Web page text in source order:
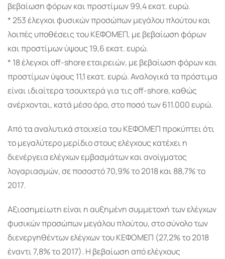
βεβαίωση φόρων και προστίμων 99,4 εκατ. ευρώ.
* 253 έλεγχοι φυσικών προσώπων μεγάλου πλούτου και
λοιπές υποθέσεις του ΚΕΦΟΜΕΠ, με βεβαίωση φόρων
και προστίμων ύψους 19,6 εκατ. ευρώ.
* 18 έλεγχοι off-shore εταιρειών, με βεβαίωση φόρων και
προστίμων ύψους 11,1 εκατ. ευρώ. Αναλογικά τα πρόστιμα
είναι ιδιαίτερα τσουχτερά για τις off-shore, καθώς
ανέρχονται, κατά μέσο όρο, στο ποσό των 611.000 ευρώ.
Από τα αναλυτικά στοιχεία του ΚΕΦΟΜΕΠ προκύπτει ότι
το μεγαλύτερο μερίδιο στους ελέγχους κατέχει η
διενέργεια ελέγχων εμβασμάτων και ανοίγματος
λογαριασμών, σε ποσοστό 70,9% το 2018 και 88,7% το
2017.
Αξιοσημείωτη είναι η αυξημένη συμμετοχή των ελέγχων
φυσικών προσώπων μεγάλου πλούτου, στο σύνολο των
διενεργηθέντων ελέγχων του ΚΕΦΟΜΕΠ (27,2% το 2018
έναντι 7,8% το 2017). Η βεβαίωση από ελέγχους